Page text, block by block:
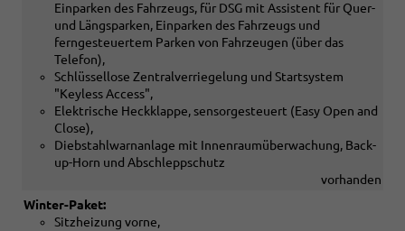
Einparken des Fahrzeugs, für DSG mit Assistent für Quer-
und Längsparken, Einparken des Fahrzeugs und
ferngesteuertem Parken von Fahrzeugen (über das
Telefon),
Schlüssellose Zentralverriegelung und Startsystem
"Keyless Access",
Elektrische Heckklappe, sensorgesteuert (Easy Open and
Close),
Diebstahlwarnanlage mit Innenraumüberwachung, Back-
up-Horn und Abschleppschutz
vorhanden
Winter-Paket:
Sitzheizung vorne,